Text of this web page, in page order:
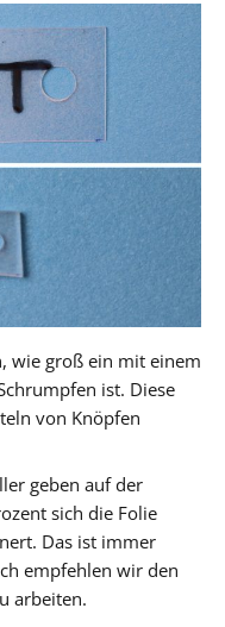
wie groß ein mit einem
ist. Diese
von Knöpfen
geben auf der
sich die Folie
Das ist immer
empfehlen wir den
arbeiten.